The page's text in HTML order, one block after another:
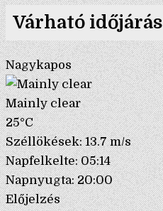
Várható időjárás
Nagykapos
Mainly clear
25°C
Széllökések: 13.7 m/s
Napfelkelte: 05:14
Napnyugta: 20:00
Előjelzés